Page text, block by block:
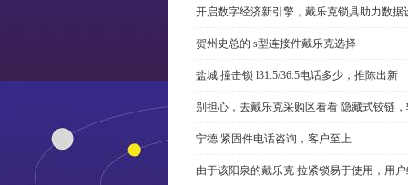
开启数字经济新引擎，戴乐克锁具助力数据
贺州史总的 s型连接件戴乐克选择
盐城 撞击锁 l31.5/36.5电话多少，推陈出新
别担心，去戴乐克采购区看看 隐藏式铰链
宁德 紧固件电话咨询，客户至上
由于该阳泉的戴乐克 拉紧锁易于使用，用